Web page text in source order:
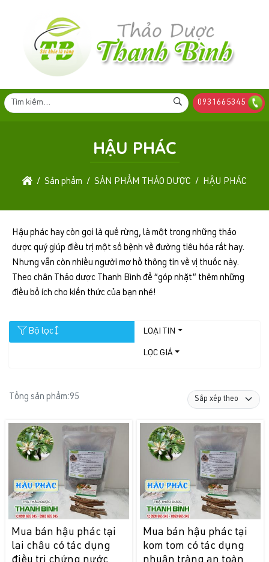
0931665345
HẬU PHÁC
Sản phẩm SẢN PHẨM THẢO DƯỢC HẬU PHÁC
Hậu phác hay còn gọi là quế rừng, là một trong những thảo
dược quý giúp điều trị một số bệnh về đường tiêu hóa rất hay.
Nhưng vẫn còn nhiều người mơ hồ thông tin về vị thuốc này.
Theo chân Thảo dược Thanh Bình để “góp nhặt” thêm những
điều bổ ích cho kiến thức của bạn nhé!
Bộ lọc LOẠI TIN
LỌC GIÁ
Tổng sản phẩm:95
Mua bán hậu phác tại
lai châu có tác dụng
Mua bán hậu phác tại
kom tom có tác dụng